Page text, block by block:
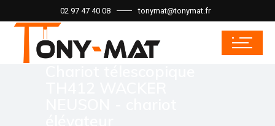
02 97 47 40 08 tonymat@tonymat.fr
Chariot télescopique :